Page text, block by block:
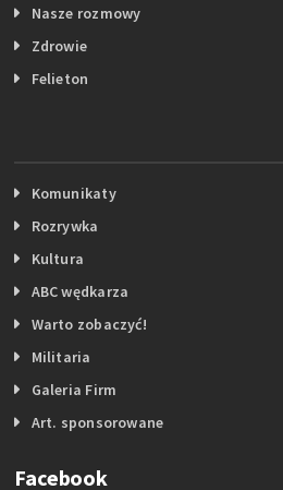
Nasze rozmowy
Zdrowie
Felieton
Komunikaty
Rozrywka
Kultura
ABC wędkarza
Warto zobaczyć!
Militaria
Galeria Firm
Art. sponsorowane
Facebook